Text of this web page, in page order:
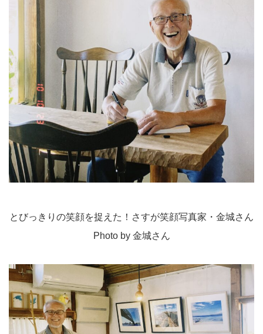
とびっきりの笑顔を捉えた！さすが笑顔写真家・金城さん
Photo by 金城さん